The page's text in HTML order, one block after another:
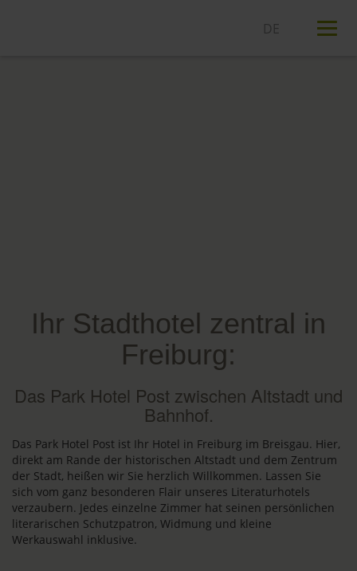
Ihr Stadthotel zentral in
Freiburg:
Das Park Hotel Post zwischen Altstadt und
Bahnhof.
Das Park Hotel Post ist Ihr Hotel in Freiburg im Breisgau. Hier,
direkt am Rande der historischen Altstadt und dem Zentrum
der Stadt, heißen wir Sie herzlich Willkommen. Lassen Sie
sich vom ganz besonderen Flair unseres Literaturhotels
verzaubern. Jedes einzelne Zimmer hat seinen persönlichen
literarischen Schutzpatron, Widmung und kleine
Werkauswahl inklusive.